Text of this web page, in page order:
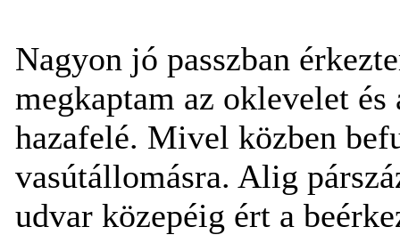
Nagyon jó passzban
megkaptam az oklevelet
hazafelé. Mivel közben
vasútállomásra. Alig
udvar közepéig ért a